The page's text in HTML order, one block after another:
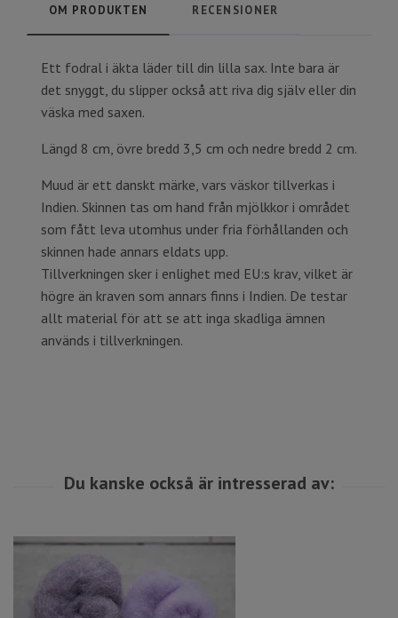
OM PRODUKTEN RECENSIONER
Ett fodral i äkta läder till din lilla sax. Inte bara är
det snyggt, du slipper också att riva dig själv eller din
väska med saxen.
Längd 8 cm, övre bredd 3,5 cm och nedre bredd 2 cm.
Muud är ett danskt märke, vars väskor tillverkas i
Indien. Skinnen tas om hand från mjölkkor i området
som fått leva utomhus under fria förhållanden och
skinnen hade annars eldats upp.
Tillverkningen sker i enlighet med EU:s krav, vilket är
högre än kraven som annars finns i Indien. De testar
allt material för att se att inga skadliga ämnen
används i tillverkningen.